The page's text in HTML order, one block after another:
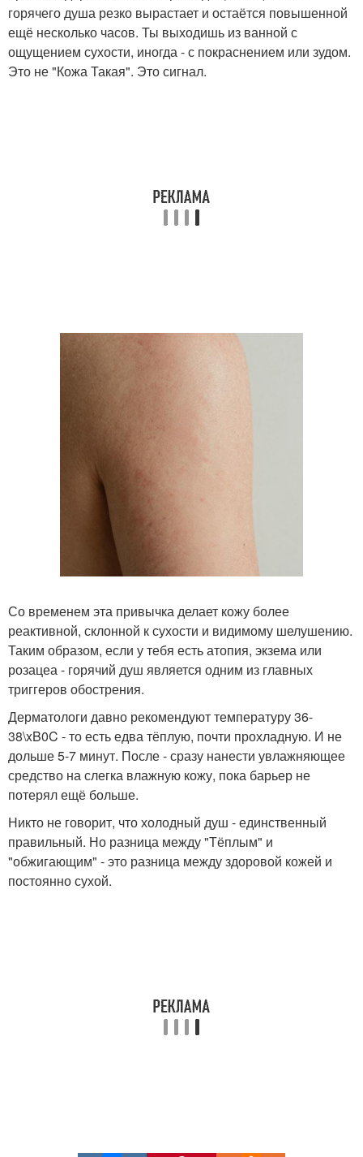
горячего душа резко вырастает и остаётся повышенной
ещё несколько часов. Ты выходишь из ванной с
ощущением сухости, иногда - с покраснением или зудом.
Это не "Кожа Такая". Это сигнал.
Со временем эта привычка делает кожу более
реактивной, склонной к сухости и видимому шелушению.
Таким образом, если у тебя есть атопия, экзема или
розацеа - горячий душ является одним из главных
триггеров обострения.
Дерматологи давно рекомендуют температуру 36-
38\xB0C - то есть едва тёплую, почти прохладную. И не
дольше 5-7 минут. После - сразу нанести увлажняющее
средство на слегка влажную кожу, пока барьер не
потерял ещё больше.
Никто не говорит, что холодный душ - единственный
правильный. Но разница между "Тёплым" и
"обжигающим" - это разница между здоровой кожей и
постоянно сухой.